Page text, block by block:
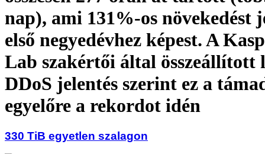
nap), ami 131%-os növekedést
első negyedévhez képest. A
Lab szakértői által összeállított
DDoS jelentés szerint ez a
egyelőre a rekordot idén
330 TiB egyetlen szalagon